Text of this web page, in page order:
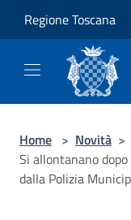
Regione Toscana
Home > Novità >
Si allontanano
dalla Polizia